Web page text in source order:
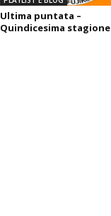
Ultima puntata –
Quindicesima stagione